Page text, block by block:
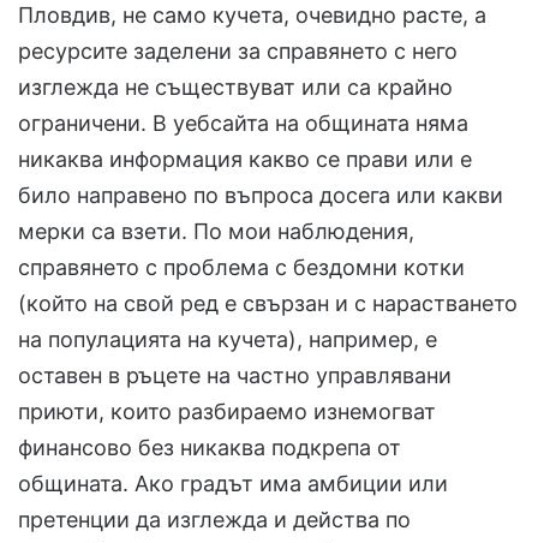
Пловдив, не само кучета, очевидно расте, а
ресурсите заделени за справянето с него
изглежда не съществуват или са крайно
ограничени. В уебсайта на общината няма
никаква информация какво се прави или е
било направено по въпроса досега или какви
мерки са взети. По мои наблюдения,
справянето с проблема с бездомни котки
(който на свой ред е свързан и с нарастването
на популацията на кучета), например, е
оставен в ръцете на частно управлявани
приюти, които разбираемо изнемогват
финансово без никаква подкрепа от
общината. Ако градът има амбиции или
претенции да изглежда и действа по